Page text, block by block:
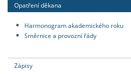
Opatření děkana
Harmonogram akademického roku
Směrnice a provozní řády
Zápisy